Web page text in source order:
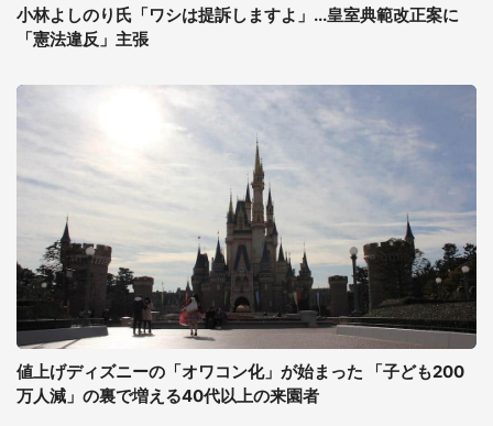
小林よしのり氏「ワシは提訴しますよ」...皇室典範改正案に
「憲法違反」主張
値上げディズニーの「オワコン化」が始まった 「子ども200
万人減」の裏で増える40代以上の来園者